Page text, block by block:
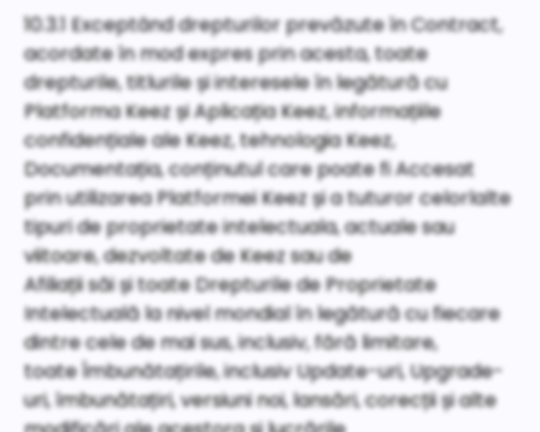
10.3.1 Exceptând drepturilor prevăzute în Contract,
acordate în mod expres prin acesta, toate
drepturile, titlurile și interesele în legătură cu
Platforma Keez și Aplicația Keez, informațiile
confidențiale ale Keez, tehnologia Keez,
Documentația, conținutul care poate fi Accesat
prin utilizarea Platformei Keez și a tuturor celorlalte
tipuri de proprietate intelectuala, actuale sau
viitoare, dezvoltate de Keez sau de
Afiliații săi și toate Drepturile de Proprietate
Intelectuală la nivel mondial în legătură cu fiecare
dintre cele de mai sus, inclusiv, fără limitare,
toate Îmbunătațirile, inclusiv Update-uri, Upgrade-
uri, îmbunătațiri, versiuni noi, lansări, corecții și alte